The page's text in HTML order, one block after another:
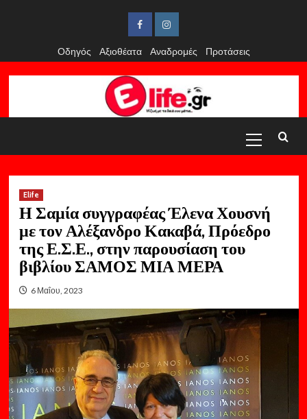
FacebookInstagram
Οδηγός
Αξιοθέατα Αναδρομές Προτάσεις
Menu
Elife
Η Σαμία συγγραφέας Έλενα Χουσνή
με τον Αλέξανδρο Κακαβά, Πρόεδρο
της Ε.Σ.Ε., στην παρουσίαση του
βιβλίου ΣΑΜΟΣ ΜΙΑ ΜΕΡΑ
6 Μαΐου, 2023